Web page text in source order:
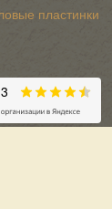
пластинки